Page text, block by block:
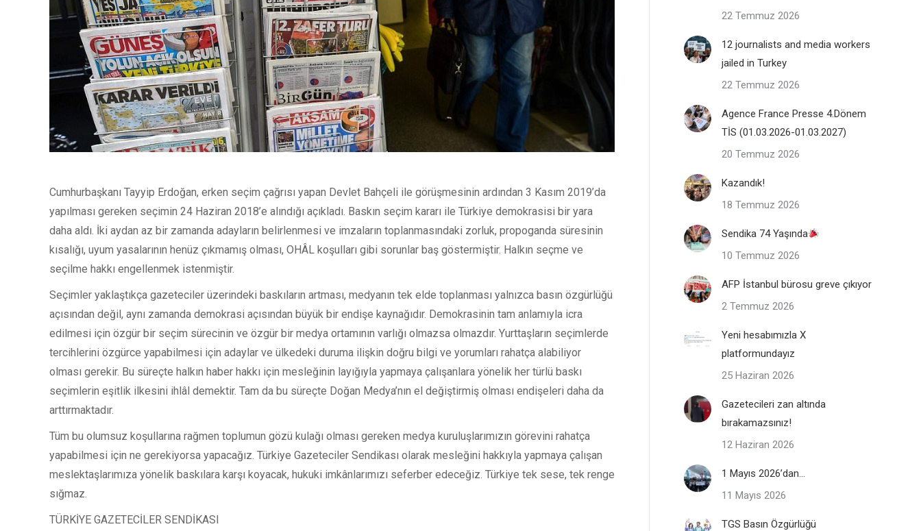
Cumhurbaşkanı Tayyip Erdoğan, erken seçim çağrısı yapan Devlet Bahçeli ile görüşmesinin ardından 3 Kasım 2019’da
yapılması gereken seçimin 24 Haziran 2018’e alındığı açıkladı. Baskın seçim kararı ile Türkiye demokrasisi bir yara
daha aldı. İki aydan az bir zamanda adayların belirlenmesi ve imzaların toplanmasındaki zorluk, propoganda süresinin
kısalığı, uyum yasalarının henüz çıkmamış olması, OHÂL koşulları gibi sorunlar baş göstermiştir. Halkın seçme ve
seçilme hakkı engellenmek istenmiştir.
Seçimler yaklaştıkça gazeteciler üzerindeki baskıların artması, medyanın tek elde toplanması yalnızca basın özgürlüğü
açısından değil, aynı zamanda demokrasi açısından büyük bir endişe kaynağıdır. Demokrasinin tam anlamıyla icra
edilmesi için özgür bir seçim sürecinin ve özgür bir medya ortamının varlığı olmazsa olmazdır. Yurttaşların seçimlerde
tercihlerini özgürce yapabilmesi için adaylar ve ülkedeki duruma ilişkin doğru bilgi ve yorumları rahatça alabiliyor
olması gerekir. Bu süreçte halkın haber hakkı için mesleğinin layığıyla yapmaya çalışanlara yönelik her türlü baskı
seçimlerin eşitlik ilkesini ihlâl demektir. Tam da bu süreçte Doğan Medya’nın el değiştirmiş olması endişeleri daha da
arttırmaktadır.
Tüm bu olumsuz koşullarına rağmen toplumun gözü kulağı olması gereken medya kuruluşlarımızın görevini rahatça
yapabilmesi için ne gerekiyorsa yapacağız. Türkiye Gazeteciler Sendikası olarak mesleğini hakkıyla yapmaya çalışan
meslektaşlarımıza yönelik baskılara karşı koyacak, hukuki imkânlarımızı seferber edeceğiz. Türkiye tek sese, tek renge
sığmaz.
TÜRKİYE GAZETECİLER SENDİKASI
22 Temmuz 2026
12 journalists and media workers
jailed in Turkey
22 Temmuz 2026
Agence France Presse 4.Dönem
TİS (01.03.2026-01.03.2027)
20 Temmuz 2026
Kazandık!
18 Temmuz 2026
Sendika 74 Yaşında
10 Temmuz 2026
AFP İstanbul bürosu greve çıkıyor
2 Temmuz 2026
Yeni hesabımızla X
platformundayız
25 Haziran 2026
Gazetecileri zan altında
bırakamazsınız!
12 Haziran 2026
1 Mayıs 2026’dan…
11 Mayıs 2026
TGS Basın Özgürlüğü